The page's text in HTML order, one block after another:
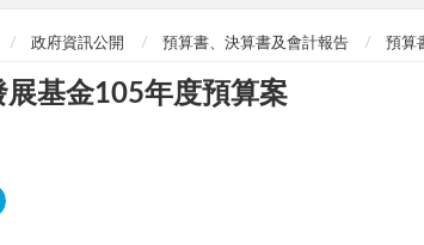
政府資訊公開 預算書、決算書及會計報告 預算
展基金105年度預算案